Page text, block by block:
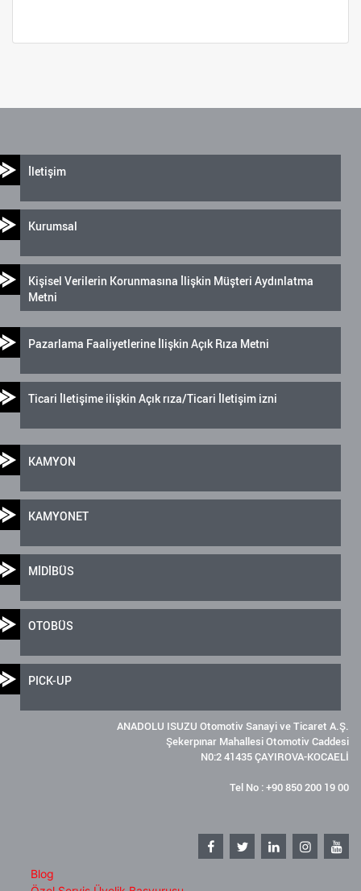
İletişim
Kurumsal
Kişisel Verilerin Korunmasına İlişkin Müşteri Aydınlatma
Metni
Pazarlama Faaliyetlerine İlişkin Açık Rıza Metni
Ticari İletişime ilişkin Açık rıza/Ticari İletişim izni
KAMYON
KAMYONET
MİDİBÜS
OTOBÜS
PICK-UP
ANADOLU ISUZU Otomotiv Sanayi ve Ticaret A.Ş.
Şekerpınar Mahallesi Otomotiv Caddesi
N0:2 41435 ÇAYIROVA-KOCAELİ
Tel No : +90 850 200 19 00
Blog